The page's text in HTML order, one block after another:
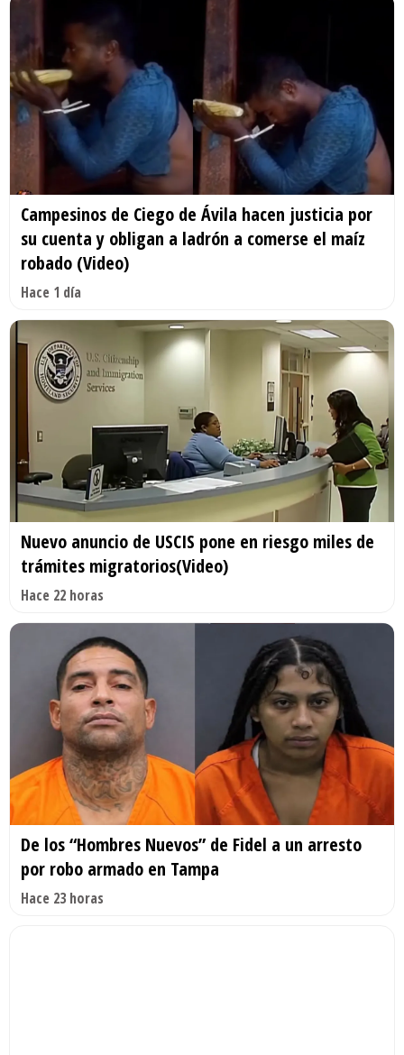
Campesinos de Ciego de Ávila hacen justicia por
su cuenta y obligan a ladrón a comerse el maíz
robado (Video)
Hace 1 día
Nuevo anuncio de USCIS pone en riesgo miles de
trámites migratorios(Video)
Hace 22 horas
De los “Hombres Nuevos” de Fidel a un arresto
por robo armado en Tampa
Hace 23 horas